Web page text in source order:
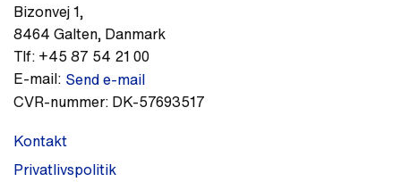
Bizonvej 1,
8464 Galten, Danmark
Tlf: +45 87 54 21 00
E-mail: Send e-mail
CVR-nummer: DK-57693517
Kontakt
Privatlivspolitik